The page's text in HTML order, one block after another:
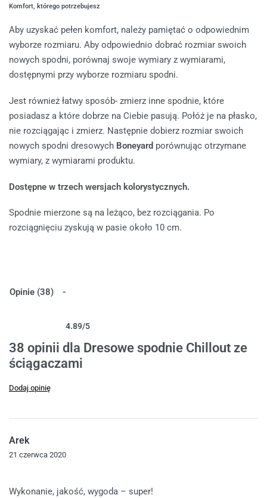
Komfort, którego potrzebujesz
Aby uzyskać pełen komfort, należy pamiętać o odpowiednim
wyborze rozmiaru. Aby odpowiednio dobrać rozmiar swoich
nowych spodni, porównaj swoje wymiary z wymiarami,
dostępnymi przy wyborze rozmiaru spodni.
Jest również łatwy sposób- zmierz inne spodnie, które
posiadasz a które dobrze na Ciebie pasują. Połóż je na płasko,
nie rozciągając i zmierz. Następnie dobierz rozmiar swoich
nowych spodni dresowych Boneyard porównując otrzymane
wymiary, z wymiarami produktu.
Dostępne w trzech wersjach kolorystycznych.
Spodnie mierzone są na leżąco, bez rozciągania. Po
rozciągnięciu zyskują w pasie około 10 cm.
Opinie (38)
4.89/5
38 opinii dla Dresowe spodnie Chillout ze
ściągaczami
Dodaj opinię
Arek
21 czerwca 2020
Wykonanie, jakość, wygoda – super!